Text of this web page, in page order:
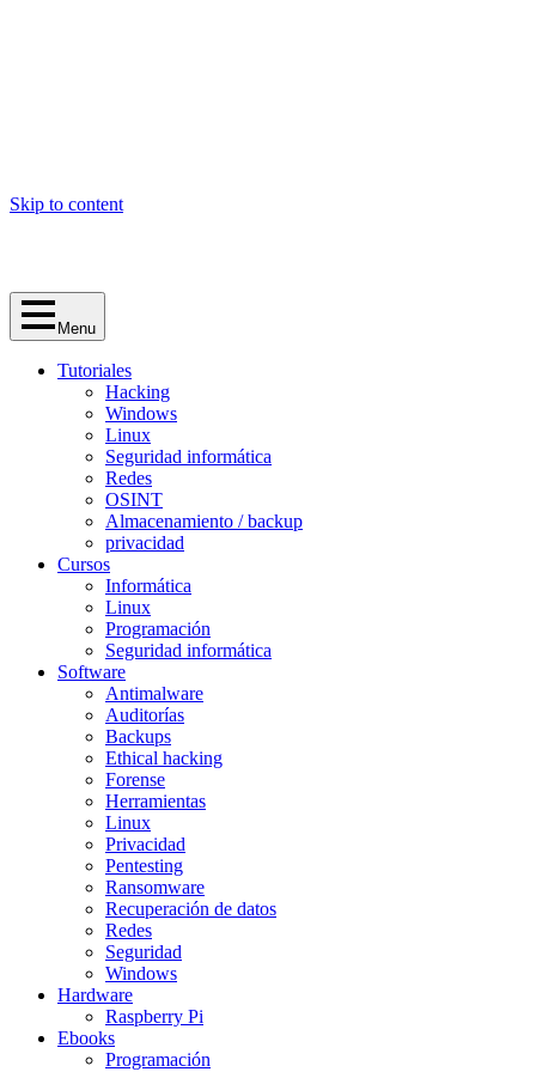
Skip to content
Menu
Tutoriales
Hacking
Windows
Linux
Seguridad informática
Redes
OSINT
Almacenamiento / backup
privacidad
Cursos
Informática
Linux
Programación
Seguridad informática
Software
Antimalware
Auditorías
Backups
Ethical hacking
Forense
Herramientas
Linux
Privacidad
Pentesting
Ransomware
Recuperación de datos
Redes
Seguridad
Windows
Hardware
Raspberry Pi
Ebooks
Programación